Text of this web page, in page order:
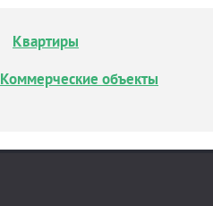
Квартиры
Коммерческие объекты